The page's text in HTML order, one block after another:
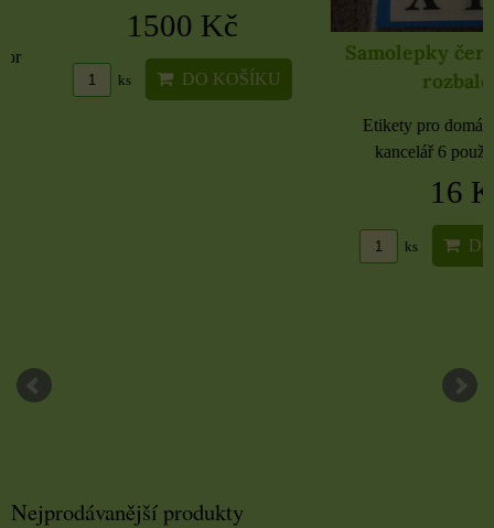
1500 Kč
ks DO KOŠÍKU
Samolepky černé
rozbaleno
Etikety pro
kancelář 6 použitých
16 Kč
ks DO
Nejprodávanější produkty